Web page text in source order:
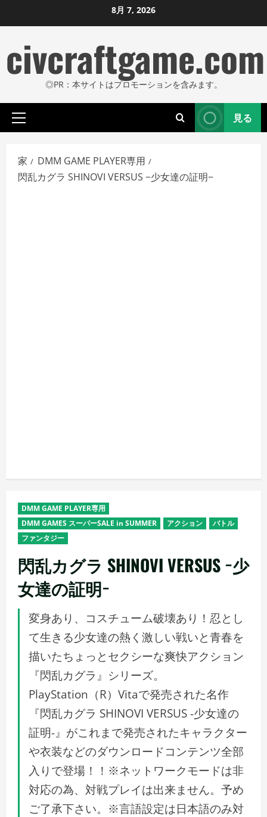
ン
ン
ツ
ス
ッ
8月 7, 2026
civcraftgame.com
◎PR：本サイトはプロモーションを含みます。
プ
イ
マ
リ
見る
家
DMM GAME PLAYER専用
閃乱カグラ SHINOVI VERSUS −少女達の証明−
DMM GAME PLAYER専用
DMM GAMES スーパーSALE in SUMMER
アクション
バトル
ファンタジー
閃乱カグラ SHINOVI VERSUS −少
女達の証明−
変身あり、コスチューム破壊あり！忍とし
て生きる少女達の熱く激しい戦いと青春を
描いたちょっとセクシーな爽快アクション
『閃乱カグラ』シリーズ。
PlayStation（R）Vitaで発売された名作
『閃乱カグラ SHINOVI VERSUS -少女達の
証明-』がこれまで発売されたキャラクター
や衣装などのダウンロードコンテンツ全部
入りで登場！！※ネットワークモードは非
対応の為、対戦プレイは出来ません。予め
ご了承下さい。※言語設定は日本語のみ対